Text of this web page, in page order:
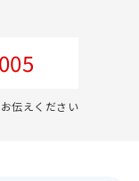
伝えください